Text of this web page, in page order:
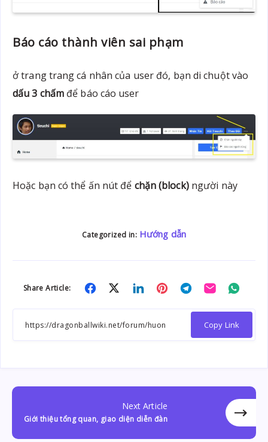
Báo cáo thành viên sai phạm
ở trang trang cá nhân của user đó, bạn di chuột vào
dấu 3 chấm để báo cáo user
Hoặc bạn có thể ấn nút để chặn (block)người này
Categorized in: Hướng dẫn
Share Article:
Share
Facebook
Share
Twitter
Share
Linkedin
Share
Share
Telegram
Share
Email
Copy Link
Next Article
Giới thiệu tổng quan, giao diện diễn đàn